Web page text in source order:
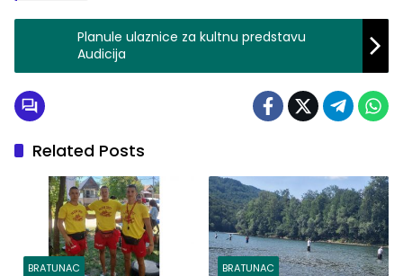
Planule ulaznice za kultnu predstavu
Audicija
Related Posts
BRATUNAC BRATUNAC